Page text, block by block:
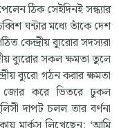
ঠিক সেইদিনই সন্ধ্যার
ঘন্টার মধ্যে তাঁকে দেশ
কেন্দ্রীয় ব্যুরোর সদস্যরা
ব্যুরোর সকল ক্ষমতা তুলে
ব্যুরো গঠন করার ক্ষমতা
জোর করে ভিতরে ঢুকল
দাপট চলল তার বর্ণনা